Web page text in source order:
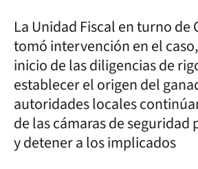
La Unidad Fiscal en turno de
tomó intervención en el
inicio de las diligencias de
establecer el origen del
autoridades locales
de las cámaras de
y detener a los implicados